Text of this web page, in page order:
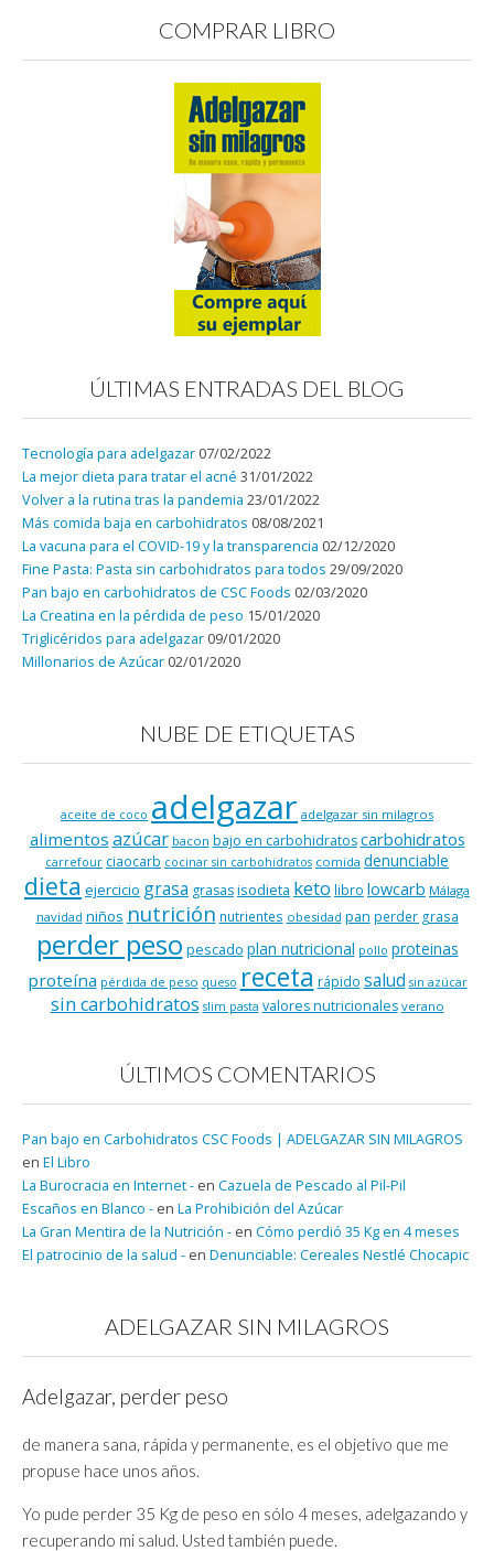
COMPRAR LIBRO
ÚLTIMAS ENTRADAS DEL BLOG
Tecnología para adelgazar 07/02/2022
La mejor dieta para tratar el acné 31/01/2022
Volver a la rutina tras la pandemia 23/01/2022
Más comida baja en carbohidratos 08/08/2021
La vacuna para el COVID-19 y la transparencia 02/12/2020
Fine Pasta: Pasta sin carbohidratos para todos 29/09/2020
Pan bajo en carbohidratos de CSC Foods 02/03/2020
La Creatina en la pérdida de peso 15/01/2020
Triglicéridos para adelgazar 09/01/2020
Millonarios de Azúcar 02/01/2020
NUBE DE ETIQUETAS
aceite de coco adelgazar adelgazar sin milagros
alimentos azúcar bacon bajo en carbohidratos carbohidratos
carrefour ciaocarb cocinar sin carbohidratos comida denunciable
dieta ejercicio grasa grasasisodieta keto libro lowcarb Málaga
navidad niños nutrición nutrientes obesidad pan perder grasa
perder peso pescado plan nutricional pollo proteinas
proteína pérdida de peso queso receta rápido salud sin azúcar
sin carbohidratos slim pasta valores nutricionales verano
ÚLTIMOS COMENTARIOS
Pan bajo en Carbohidratos CSC Foods | ADELGAZAR SIN MILAGROS
en El Libro
La Burocracia en Internet - en Cazuela de Pescado al Pil-Pil
Escaños en Blanco - en La Prohibición del Azúcar
La Gran Mentira de la Nutrición - en Cómo perdió 35 Kg en 4 meses
El patrocinio de la salud - en Denunciable: Cereales Nestlé Chocapic
ADELGAZAR SIN MILAGROS
Adelgazar, perder peso
de manera sana, rápida y permanente, es el objetivo que me
propuse hace unos años.
Yo pude perder 35 Kg de peso en sólo 4 meses, adelgazando y
recuperando mi salud. Usted también puede.